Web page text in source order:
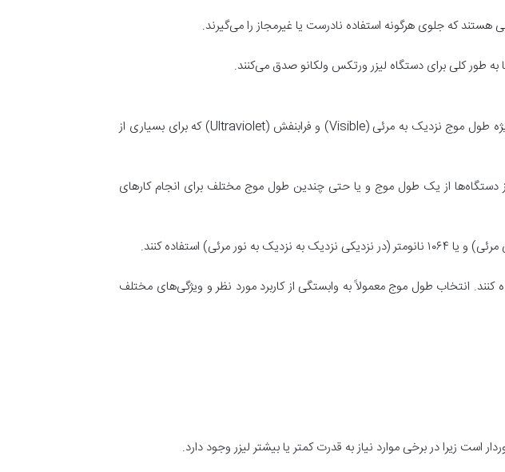
هستند که جلوی هرگونه استفاده نادرست یا غیرمجاز را می‌گیرند.
طور کلی برای دستگاه لیزر ورتکس ولکانو صدق می‌کنند.
دستگاه لیزر ورتکس ولکانو معمولاً از چندین طول موج خاص برای تولید لیزر استفاده می‌کند، به ویژه طول موج نزدیک به مرئی (Visible) و فرابنفش (Ultraviolet) که برای بسیاری از
دستگاه‌ها از یک طول موج و یا حتی چندین طول موج مختلف برای انجام کارهای
مانند ۳۵۵ نانومتر (فرابنفش) هم استفاده کنند. انتخاب طول موج معمولاً به وابستگی از کاربرد مورد نظر و ویژگی‌های مختلف
است زیرا در برخی موارد نیاز به قدرت کمتر یا بیشتر لیزر وجود دارد.